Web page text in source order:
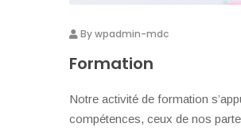
Bywpadmin-mdc
Formation
Notre activité de formation
compétences, ceux de nos